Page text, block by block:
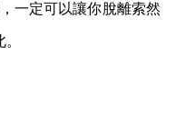
一定可以讓你脫離索然